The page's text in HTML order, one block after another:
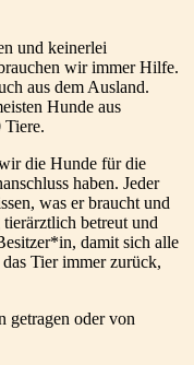
und keinerlei
wir immer Hilfe.
aus dem Ausland.
Hunde aus
Tiere.
die Hunde für die
haben. Jeder
was er braucht und
betreut und
damit sich alle
Tier immer zurück,
getragen oder von